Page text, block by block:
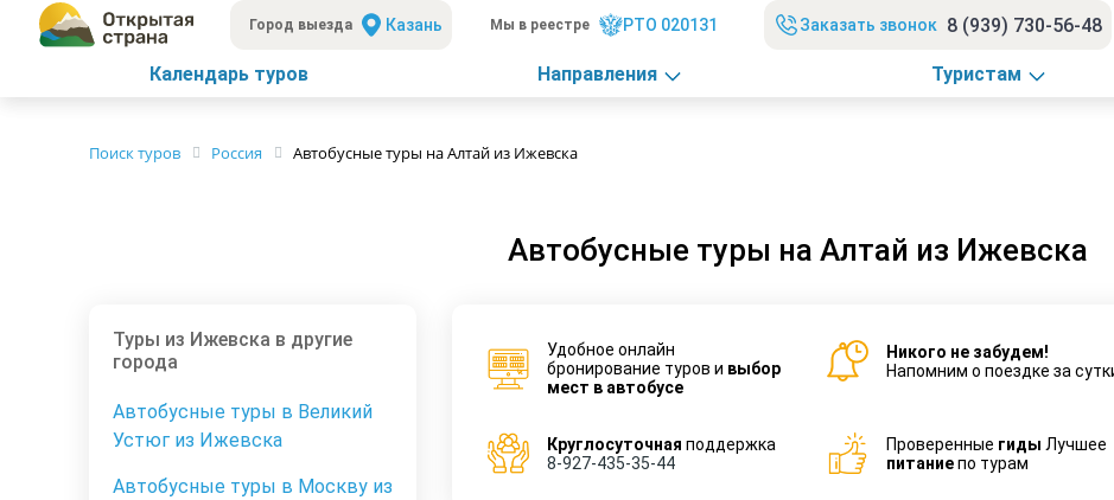
Город выезда Казань Мы в реестре РТО 020131 Заказать звонок 8 (939) 730-56-48
Календарь туров Направления Туристам
Поиск туров Россия Автобусные туры на Алтай из Ижевска
Автобусные туры на Алтай из Ижевска
Туры из Ижевска в другие
города
Автобусные туры в Великий
Устюг из Ижевска
Автобусные туры в Москву из
Удобное онлайн
бронирование туров и выбор
мест в автобусе
Никого не забудем!
Напомним о поездке за
Круглосуточная поддержка
8-927-435-35-44
Проверенные гиды Лучшее
питаниепо турам